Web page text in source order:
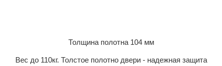
Толщина полотна 104 мм
Вес до 110кг. Толстое полотно двери - надежная защита